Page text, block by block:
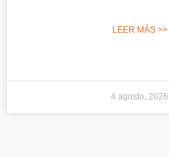
LEER MÁS >>
4 agosto, 2026